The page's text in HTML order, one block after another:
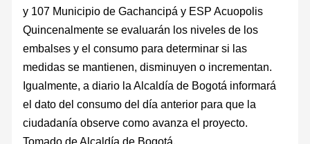
y 107 Municipio de Gachancipá y ESP Acuopolis
Quincenalmente se evaluarán los niveles de los
embalses y el consumo para determinar si las
medidas se mantienen, disminuyen o incrementan.
Igualmente, a diario la Alcaldía de Bogotá informará
el dato del consumo del día anterior para que la
ciudadanía observe como avanza el proyecto.
Tomado de Alcaldía de Bogotá.